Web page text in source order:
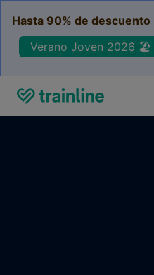
Hasta 90% de descuento
Verano Joven 2026 🏖️